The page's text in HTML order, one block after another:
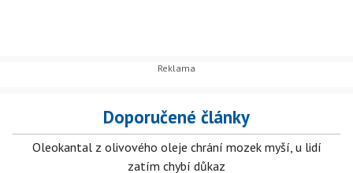
Doporučené články
Oleokantal z olivového oleje chrání mozek myší, u lidí
zatím chybí důkaz